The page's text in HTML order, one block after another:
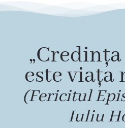
este viața
(Fericitul
Iuliu